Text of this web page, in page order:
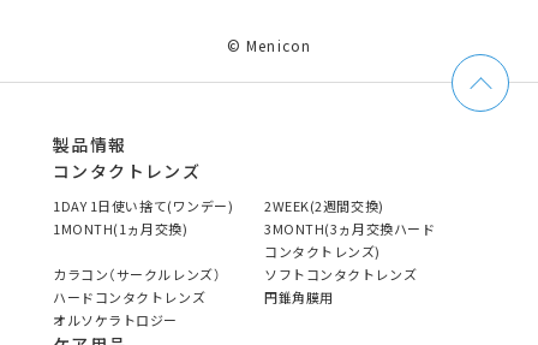
© Menicon
製品情報
コンタクトレンズ
1DAY 1日使い捨て(ワンデー)
2WEEK(2週間交換)
1MONTH(1ヵ月交換)
3MONTH(3ヵ月交換ハード
コンタクトレンズ)
カラコン（サークルレンズ）
ソフトコンタクトレンズ
ハードコンタクトレンズ
円錐角膜用
オルソケラトロジー